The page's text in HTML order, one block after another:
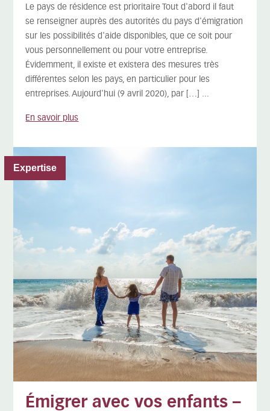
Le pays de résidence est prioritaire Tout d'abord il faut
se renseigner auprès des autorités du pays d'émigration
sur les possibilités d'aide disponibles, que ce soit pour
vous personnellement ou pour votre entreprise.
Évidemment, il existe et existera des mesures très
différentes selon les pays, en particulier pour les
entreprises. Aujourd'hui (9 avril 2020), par […] ...
En savoir plus
Expertise
Émigrer avec vos enfants –